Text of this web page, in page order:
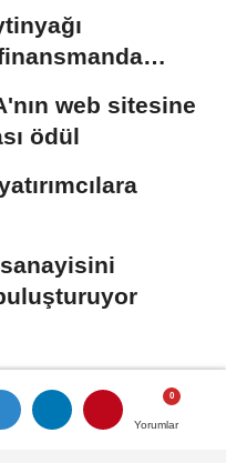
Yorumlar
web sitesine
ödül
sanayisini
Yorumlar